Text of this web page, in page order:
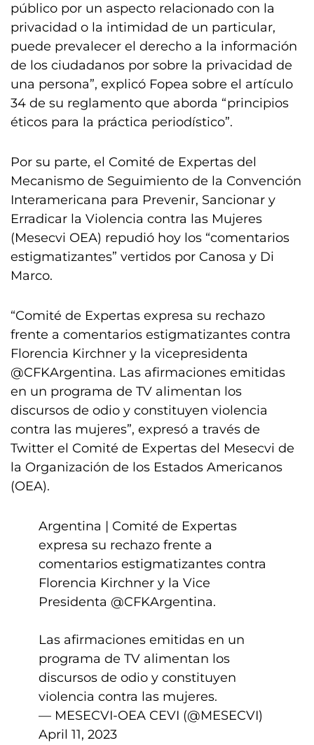
público por un aspecto relacionado con la
privacidad o la intimidad de un particular,
puede prevalecer el derecho a la información
de los ciudadanos por sobre la privacidad de
una persona”, explicó Fopea sobre el artículo
34 de su reglamento que aborda “principios
éticos para la práctica periodístico”.
Por su parte, el Comité de Expertas del
Mecanismo de Seguimiento de la Convención
Interamericana para Prevenir, Sancionar y
Erradicar la Violencia contra las Mujeres
(Mesecvi OEA) repudió hoy los “comentarios
estigmatizantes” vertidos por Canosa y Di
Marco.
“Comité de Expertas expresa su rechazo
frente a comentarios estigmatizantes contra
Florencia Kirchner y la vicepresidenta
@CFKArgentina. Las afirmaciones emitidas
en un programa de TV alimentan los
discursos de odio y constituyen violencia
contra las mujeres”, expresó a través de
Twitter el Comité de Expertas del Mesecvi de
la Organización de los Estados Americanos
(OEA).
Argentina | Comité de Expertas
expresa su rechazo frente a
comentarios estigmatizantes contra
Florencia Kirchner y la Vice
Presidenta @CFKArgentina.
Las afirmaciones emitidas en un
programa de TV alimentan los
discursos de odio y constituyen
violencia contra las mujeres.
— MESECVI-OEA CEVI (@MESECVI)
April 11, 2023